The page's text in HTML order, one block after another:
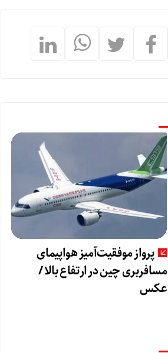
پرواز موفقیت‌آمیز هواپیمای
مسافربری چین در ارتفاع بالا /
عکس